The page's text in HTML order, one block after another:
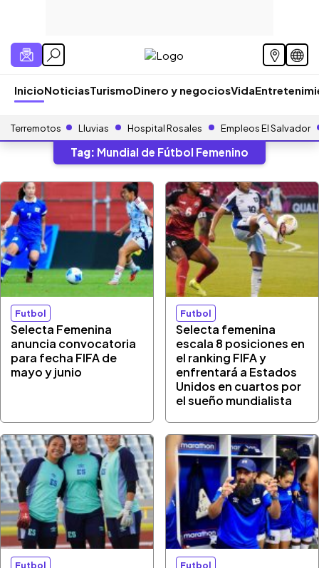
InicioNoticiasTurismoDinero y negociosVida
Terremotos Lluvias Hospital Rosales Empleos El Salvador
Tag: Mundial de Fútbol Femenino
Futbol
Selecta Femenina
anuncia convocatoria
para fecha FIFA de
mayo y junio
Futbol
Selecta femenina
escala 8 posiciones en
el ranking FIFA y
enfrentará a Estados
Unidos en cuartos por
el sueño mundialista
Futbol Futbol